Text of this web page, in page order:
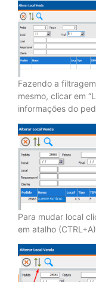
Fazendo a
mesmo, clicar em
informações do
Para mudar local
em atalho (CTRL+A)